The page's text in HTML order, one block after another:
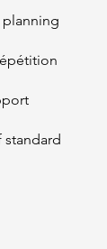
planning
standard